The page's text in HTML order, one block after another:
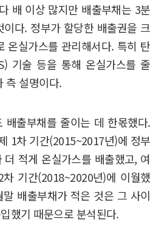
배 이상 많지만 배출부채는 3분
다. 정부가 할당한 배출권을 크
온실가스를 관리해서다. 특히 탄
기술 등을 통해 온실가스를 줄
측 설명이다.
배출부채를 줄이는 데 한몫했다.
1차 기간(2015~2017년)에 정부
적게 온실가스를 배출했고, 여
기간(2018~2020년)에 이월했
배출부채가 적은 것은 그 사이
했기 때문으로 분석된다.